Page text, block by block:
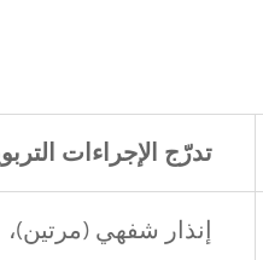
تدرّج الإجراءات
إنذار شفهي (مرتين)،